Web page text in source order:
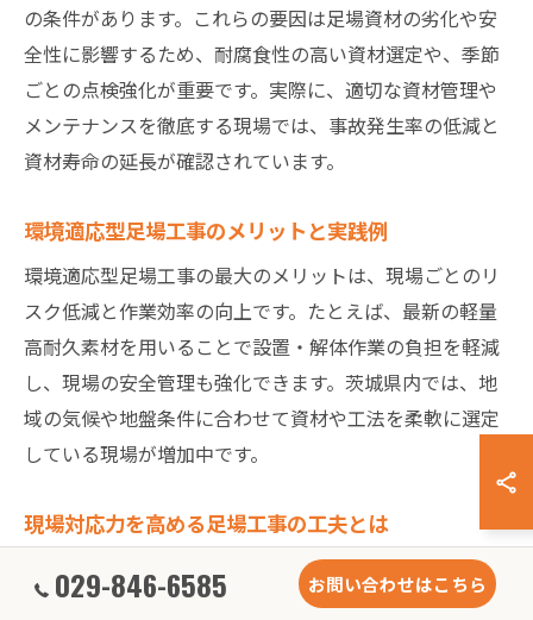
の条件があります。これらの要因は足場資材の劣化や安
全性に影響するため、耐腐食性の高い資材選定や、季節
ごとの点検強化が重要です。実際に、適切な資材管理や
メンテナンスを徹底する現場では、事故発生率の低減と
資材寿命の延長が確認されています。
環境適応型足場工事のメリットと実践例
環境適応型足場工事の最大のメリットは、現場ごとのリ
スク低減と作業効率の向上です。たとえば、最新の軽量
高耐久素材を用いることで設置・解体作業の負担を軽減
し、現場の安全管理も強化できます。茨城県内では、地
域の気候や地盤条件に合わせて資材や工法を柔軟に選定
している現場が増加中です。
現場対応力を高める足場工事の工夫とは
現場対応力を高めるには、作業員への定期的な技術研修
や現場ごとのリスクアセスメントが不可欠です。なぜな
029-846-6585 お問い合わせはこちら